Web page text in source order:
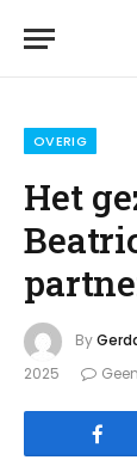
OVERIG
Het
By
2025